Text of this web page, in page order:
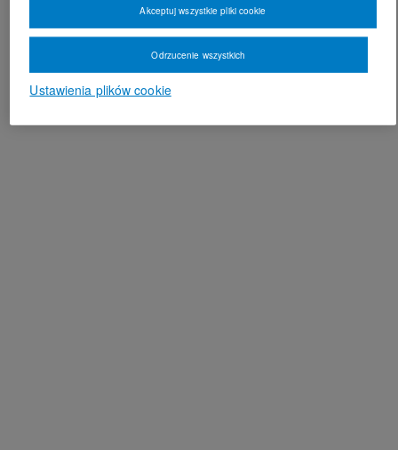
Ustawienia plików cookie
Odrzucenie wszystkich
Akceptuj wszystkie pliki cookie